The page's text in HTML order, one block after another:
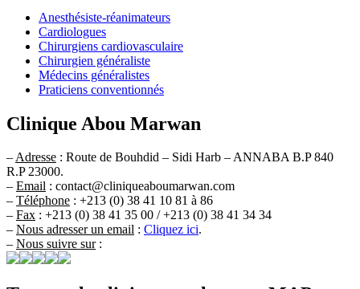
Anesthésiste-réanimateurs
Cardiologues
Chirurgiens cardiovasculaire
Chirurgien généraliste
Médecins généralistes
Praticiens conventionnés
Clinique Abou Marwan
–Adresse : Route de Bouhdid – Sidi Harb – ANNABA B.P 840
R.P 23000.
– Email : contact@cliniqueaboumarwan.com
– Téléphone : +213 (0) 38 41 10 81 à 86
– Fax : +213 (0) 38 41 35 00 / +213 (0) 38 41 34 34
– Nous adresser un email : Cliquez ici.
– Nous suivre sur: